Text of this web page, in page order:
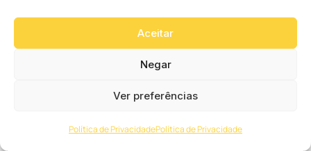
Aceitar
Negar
Ver preferências
Política de PrivacidadePolítica de Privacidade